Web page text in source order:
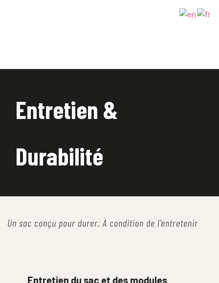
Entretien &
Durabilité
Un sac conçu pour durer. À condition de l'entretenir
Entretien du sac et des modules